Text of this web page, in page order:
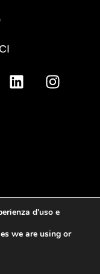
sui cookie–Chi Siamo
d'uso e
we are using or